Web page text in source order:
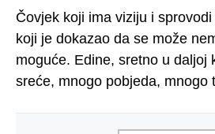
Čovjek koji ima viziju i
koji je dokazao da se može
moguće. Edine, sretno u daljoj
sreće, mnogo pobjeda,